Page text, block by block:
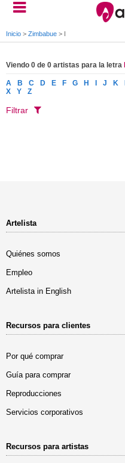
Inicio > Zimbabue > I
Viendo 0 de 0 artistas para la letra
A B C D E F G H J K
X
Y Z
Filtrar
Artelista
Quiénes somos
Empleo
Artelista in English
Recursos para clientes
Por qué comprar
Guía para comprar
Reproducciones
Servicios corporativos
Recursos para artistas